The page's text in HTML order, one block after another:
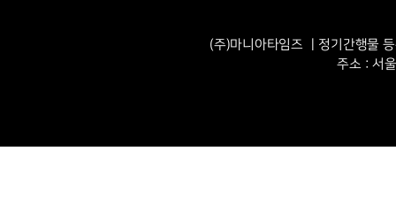
(주)마니아타임즈 ㅣ정기간행물
주소 : 서